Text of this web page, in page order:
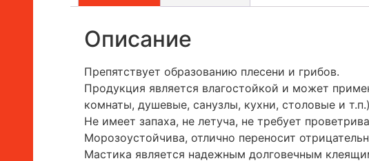
Описание
Препятствует образованию плесени и грибов.
Продукция является влагостойкой и может
комнаты, душевые, санузлы, кухни, столовые и т.п.)
Не имеет запаха, не летуча, не требует
Морозоустойчива, отлично переносит
Мастика является надежным долговечным